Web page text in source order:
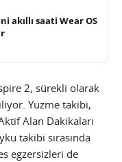
akıllı saati Wear OS
2, sürekli olarak
Yüzme takibi,
Alan Dakikaları
takibi sırasında
egzersizleri de